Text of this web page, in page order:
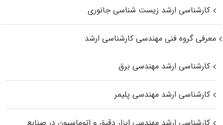
کارشناسی ارشد زیست‌ شناسی جانوری
معرفی گروه فنی مهندسی کارشناسی ارشد
کارشناسی ارشد مهندسی برق
کارشناسی ارشد مهندسی پلیمر